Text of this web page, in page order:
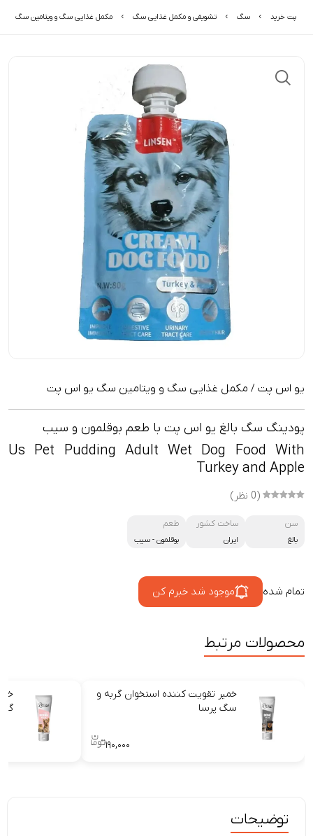
پت خرید سگ تشویقی و مکمل غذایی سگ مکمل غذایی سگ و ویتامین سگ
یو اس پت / مکمل غذایی سگ و ویتامین سگ یو اس پت
پودینگ سگ بالغ یو اس پت با طعم بوقلمون و سیب
Us Pet Pudding Adult Wet Dog Food With
Turkey and Apple
(0 نظر)
سن
بالغ
ساخت کشور
ایران
طعم
بوقلمون- سیب
تمام شده موجود شد خبرم کن
محصولات مرتبط
خمیر تقویت کننده استخوان گربه و
سگ پرسا
۱۹۰,۰۰۰
توضیحات